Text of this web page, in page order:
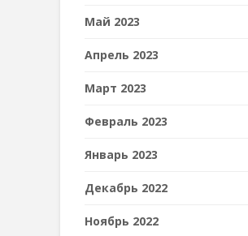
Май 2023
Апрель 2023
Март 2023
Февраль 2023
Январь 2023
Декабрь 2022
Ноябрь 2022